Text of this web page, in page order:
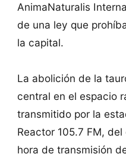
AnimaNaturalis
de una ley que
la capital.
La abolición de la
central en el espacio
transmitido por la
Reactor 105.7 FM,
hora de transmisión